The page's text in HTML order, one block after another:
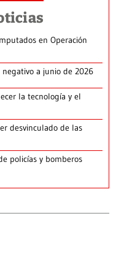
en Operación
a junio de 2026
la tecnología y el
desvinculado de las
policías y bomberos